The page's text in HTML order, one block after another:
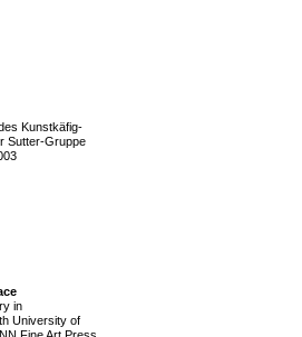
Kunstkäfig-
Sutter-Gruppe
in
University of